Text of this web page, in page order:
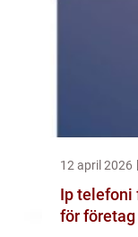
12 april 2026
Ip telefoni framtidens smarta telefoni
för